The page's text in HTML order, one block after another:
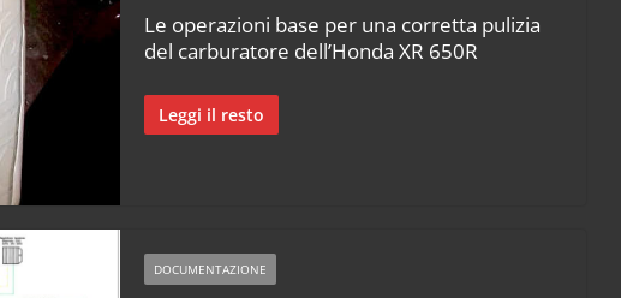
Le operazioni base per una corretta pulizia
del carburatore dell’Honda XR 650R
Leggi il resto
DOCUMENTAZIONE